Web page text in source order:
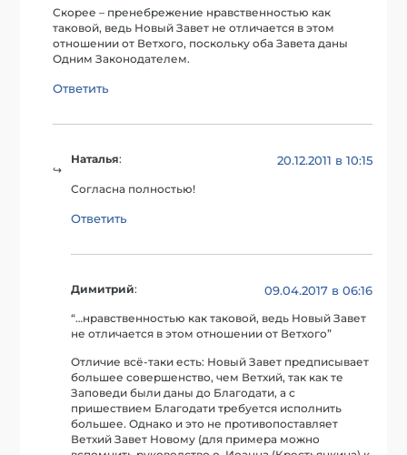
Скорее – пренебрежение нравственностью как
таковой, ведь Новый Завет не отличается в этом
отношении от Ветхого, поскольку оба Завета даны
Одним Законодателем.
Ответить
Наталья: 20.12.2011 в 10:15
Согласна полностью!
Ответить
Димитрий: 09.04.2017 в 06:16
“…нравственностью как таковой, ведь Новый Завет
не отличается в этом отношении от Ветхого”
Отличие всё-таки есть: Новый Завет предписывает
большее совершенство, чем Ветхий, так как те
Заповеди были даны до Благодати, а с
пришествием Благодати требуется исполнить
большее. Однако и это не противопоставляет
Ветхий Завет Новому (для примера можно